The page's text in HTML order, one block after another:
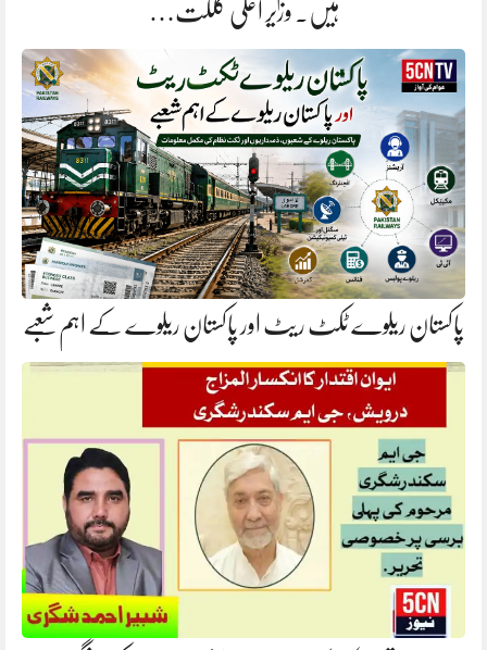
ہیں. وزیر اعلیٰ گلگت…
پاکستان ریلوے ٹکٹ ریٹ اور پاکستان ریلوے کے اہم شعبے